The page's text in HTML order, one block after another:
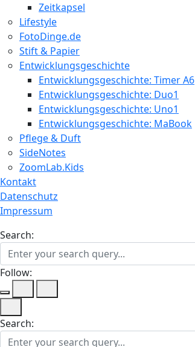
Zeitkapsel
Lifestyle
FotoDinge.de
Stift & Papier
Entwicklungsgeschichte
Entwicklungsgeschichte: Timer A6
Entwicklungsgeschichte: Duo1
Entwicklungsgeschichte: Uno1
Entwicklungsgeschichte: MaBook
Pflege & Duft
SideNotes
ZoomLab.Kids
Kontakt
Datenschutz
Impressum
Search:
Follow:
Search: